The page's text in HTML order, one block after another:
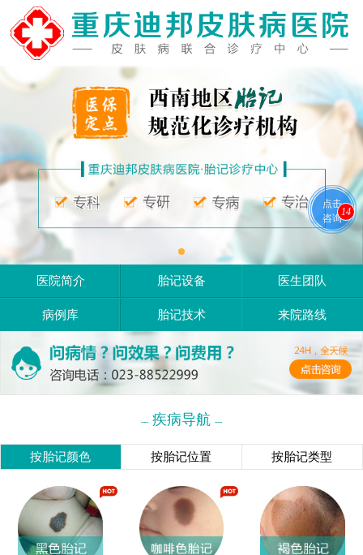
医院简介 胎记设备 医生团队
病例库 胎记技术 来院路线
--- 疾病导航 ---
按胎记颜色 按胎记位置 按胎记类型
14
点击
咨询